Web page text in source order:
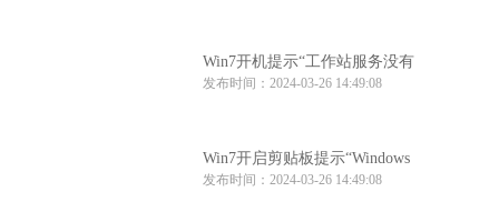
Win7开机提示“工作站服务没有
启动”怎么办？
发布时间：2024-03-26 14:49:08
Win7开启剪贴板提示“Windows
找不到clipbrd.exe文件”怎么办
发布时间：2024-03-26 14:49:08